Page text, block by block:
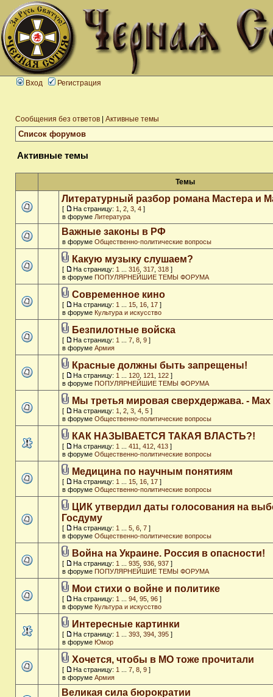
Вход Регистрация
Сообщения без ответов Активные темы
Список форумов
Активные темы
Темы
Литературный разбор романа Мастера и
[ На страницу: 1 2 3 4 ]
в форуме Литература
Важные законы в РФ
в форуме Общественно-политические вопросы
Какую музыку слушаем?
[ На страницу: 1 316 317 318 ]
в форуме ПОПУЛЯРНЕЙШИЕ ТЕМЫ ФОРУМА
Современное кино
[ На страницу: 1 15 16 17 ]
в форуме Культура и искусство
Безпилотные войска
[ На страницу: 1 7 8 9 ]
в форуме Армия
Красные должны быть запрещены!
[ На страницу: 1 120 121 122 ]
в форуме ПОПУЛЯРНЕЙШИЕ ТЕМЫ ФОРУМА
Мы третья мировая сверхдержава. - Max
[ На страницу: 1 2 3 4 5 ]
в форуме Общественно-политические вопросы
КАК НАЗЫВАЕТСЯ ТАКАЯ ВЛАСТЬ?!
[ На страницу: 1 411 412 413 ]
в форуме Общественно-политические вопросы
Медицина по научным понятиям
[ На страницу: 1 15 16 17 ]
в форуме Общественно-политические вопросы
ЦИК утвердил даты голосования на
Госдуму
[ На страницу: 1 5 6 7 ]
в форуме Общественно-политические вопросы
Война на Украине. Россия в опасности!
[ На страницу: 1 935 936 937 ]
в форуме ПОПУЛЯРНЕЙШИЕ ТЕМЫ ФОРУМА
Мои стихи о войне и политике
[ На страницу: 1 94 95 96 ]
в форуме Культура и искусство
Интересные картинки
[ На страницу: 1 393 394 395 ]
в форуме Юмор
Хочется, чтобы в МО тоже прочитали
[ На страницу: 1 7 8 9 ]
в форуме Армия
Великая сила бюрократии